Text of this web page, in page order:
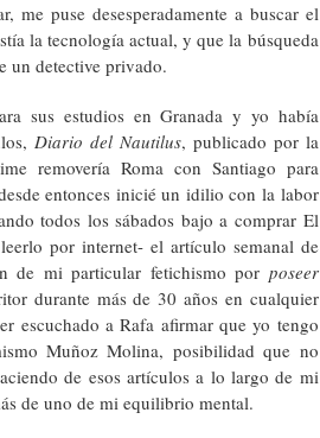
me puse desesperadamente a buscar el
la tecnología actual, y que la búsqueda
un detective privado.
sus estudios en Granada y yo había
Diario del Nautilus, publicado por la
removería Roma con Santiago para
entonces inicié un idilio con la labor
todos los sábados bajo a comprar El
por internet- el artículo semanal de
de mi particular fetichismo por poseer
durante más de 30 años en cualquier
escuchado a Rafa afirmar que yo tengo
Muñoz Molina, posibilidad que no
de esos artículos a lo largo de mi
de uno de mi equilibrio mental.